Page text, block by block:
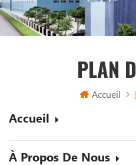
PLAN
Accueil
Accueil
À Propos De Nous